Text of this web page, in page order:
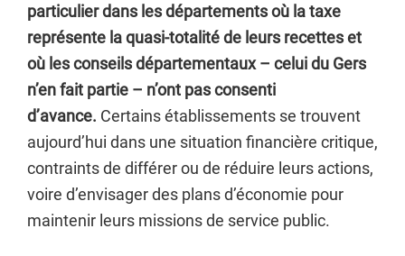
particulier dans les départements où la taxe
représente la quasi-totalité de leurs recettes et
où les conseils départementaux – celui du Gers
n’en fait partie – n’ont pas consenti
d’avance. Certains établissements se trouvent
aujourd’hui dans une situation financière critique,
contraints de différer ou de réduire leurs actions,
voire d’envisager des plans d’économie pour
maintenir leurs missions de service public.